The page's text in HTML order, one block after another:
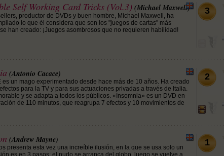
Self Working Card Tricks (Vol.3) (Michael Maxwell)
productor de DVDs y buen hombre, Michael Maxwell, ha
lo que él considera que son los "juegos de cartas" más
han creado: ¡Juegos asombrosos que no requieren habilidad!
3
(Antonio Cacace)
es un mago experimentado desde hace más de 10 años. Ha creado
para la TV y para sus actuaciones privadas a través de Italia.
y se adapta a todos los públicos. «Insomnia» es un DVD en
de 110 minutos, que reagrupa 7 efectos y 10 movimientos de
2
(Andrew Mayne)
presenta esta vez una increíble ilusión, en la que se usa solo un
es en 3 pasos: el nudo se arranca del globo, luego se vuelve a
1